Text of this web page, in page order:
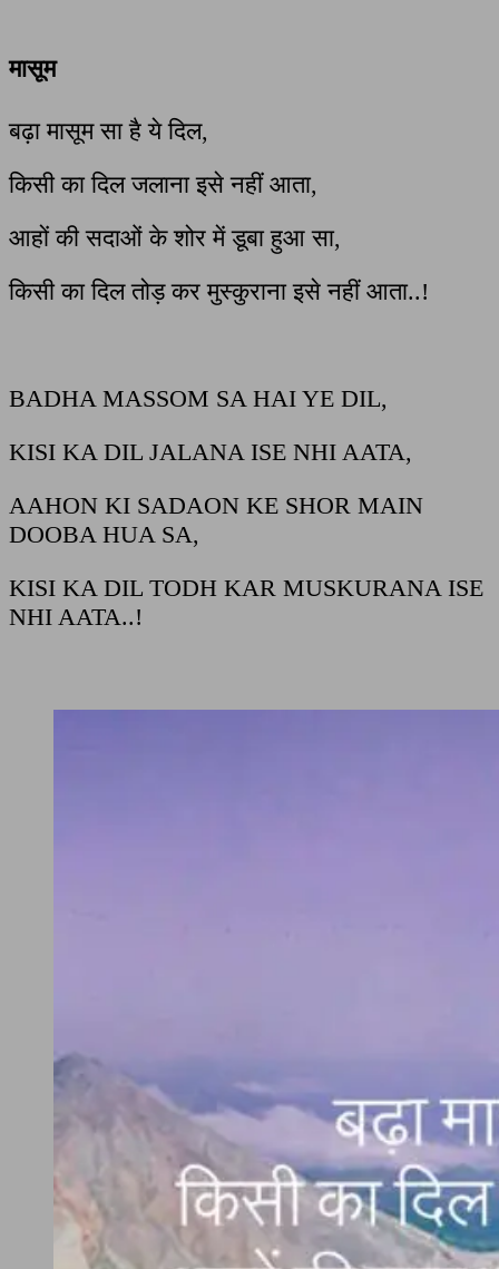
मासूम
बढ़ा मासूम सा है ये दिल,
किसी का दिल जलाना इसे नहीं आता,
आहों की सदाओं के शोर में डूबा हुआ सा,
किसी का दिल तोड़ कर मुस्कुराना इसे नहीं आता..!
BADHA MASSOM SA HAI YE DIL,
KISI KA DIL JALANA ISE NHI AATA,
AAHON KI SADAON KE SHOR MAIN
DOOBA HUA SA,
KISI KA DIL TODH KAR MUSKURANA ISE
NHI AATA..!